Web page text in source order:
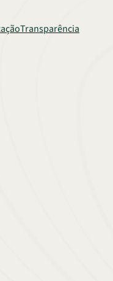
Transparência